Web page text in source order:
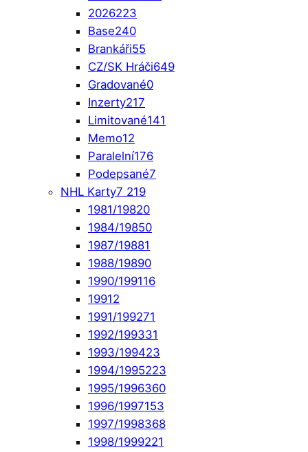
2026223
Base240
Brankáři55
CZ/SK Hráči649
Gradované0
Inzerty217
Limitované141
Memo12
Paralelní176
Podepsané7
NHL Karty7 219
1981/19820
1984/19850
1987/19881
1988/19890
1990/199116
19912
1991/199271
1992/199331
1993/199423
1994/1995223
1995/1996360
1996/1997153
1997/1998368
1998/1999221